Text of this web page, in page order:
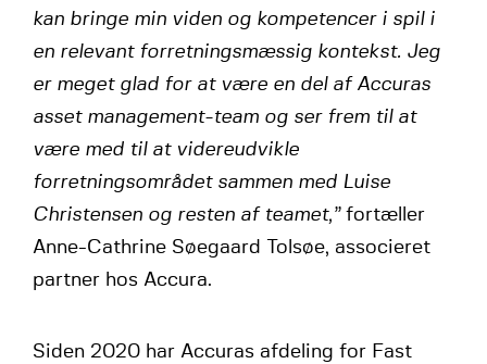
kan bringe min viden og kompetencer i spil i
en relevant forretningsmæssig kontekst. Jeg
er meget glad for at være en del af Accuras
asset management-team og ser frem til at
være med til at videreudvikle
forretningsområdet sammen med Luise
Christensen og resten af teamet,” fortæller
Anne-Cathrine Søegaard Tolsøe, associeret
partner hos Accura.
Siden 2020 har Accuras afdeling for Fast